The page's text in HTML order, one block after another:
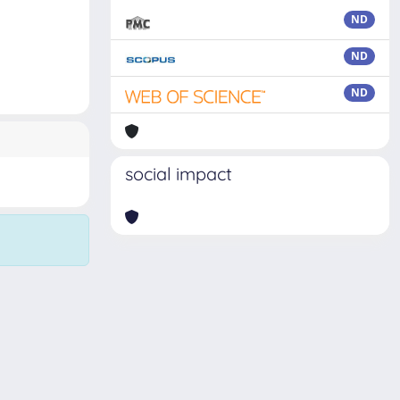
ND
ND
ND
social impact